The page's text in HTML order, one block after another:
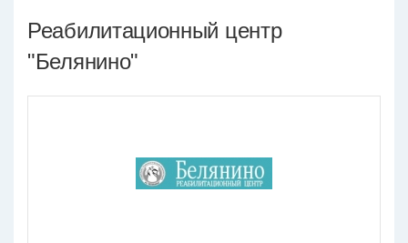
Реабилитационный центр
"Белянино"